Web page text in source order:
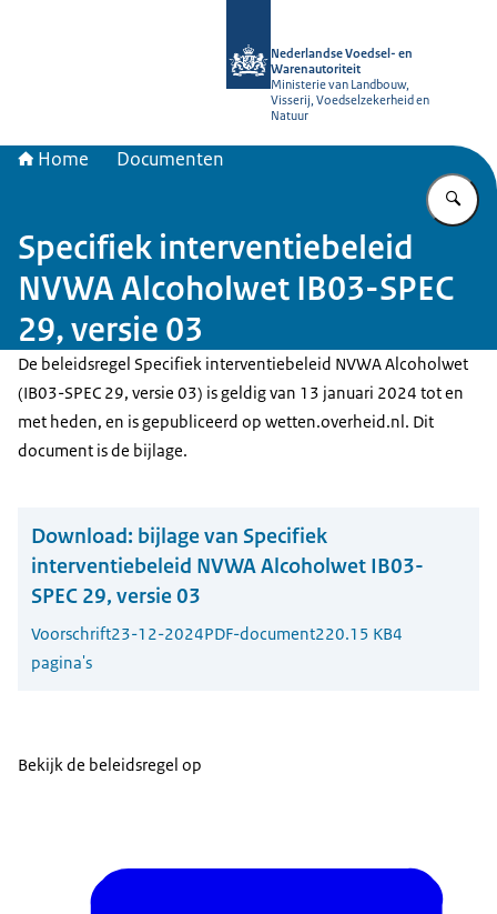
Nederlandse Voedsel- en
Warenautoriteit
Ministerie van Landbouw,
Visserij, Voedselzekerheid en
Natuur
Home Documenten
Specifiek interventiebeleid
NVWA Alcoholwet IB03-SPEC
29, versie 03
De beleidsregel Specifiek interventiebeleid NVWA Alcoholwet
(IB03-SPEC 29, versie 03) is geldig van 13 januari 2024 tot en
met heden, en is gepubliceerd op wetten.overheid.nl. Dit
document is de bijlage.
Download: bijlage van Specifiek
interventiebeleid NVWA Alcoholwet IB03-
SPEC 29, versie 03
Voorschrift23-12-2024PDF-document220.15 KB4
pagina's
Bekijk de beleidsregel op